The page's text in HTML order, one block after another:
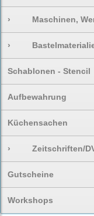
› Maschinen,
›
Schablonen - Stencil
Aufbewahrung
Küchensachen
› Zeitschriften/
Gutscheine
Workshops